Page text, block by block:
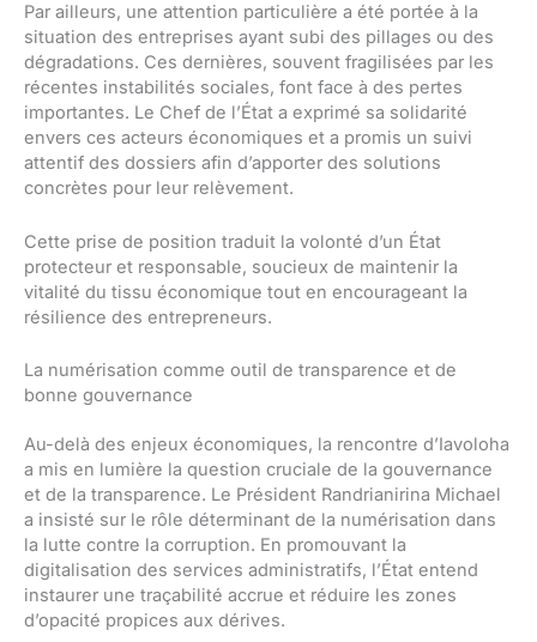
Par ailleurs, une attention particulière a été portée à la
situation des entreprises ayant subi des pillages ou des
dégradations. Ces dernières, souvent fragilisées par les
récentes instabilités sociales, font face à des pertes
importantes. Le Chef de l’État a exprimé sa solidarité
envers ces acteurs économiques et a promis un suivi
attentif des dossiers afin d’apporter des solutions
concrètes pour leur relèvement.
Cette prise de position traduit la volonté d’un État
protecteur et responsable, soucieux de maintenir la
vitalité du tissu économique tout en encourageant la
résilience des entrepreneurs.
La numérisation comme outil de transparence et de
bonne gouvernance
Au-delà des enjeux économiques, la rencontre d’Iavoloha
a mis en lumière la question cruciale de la gouvernance
et de la transparence. Le Président Randrianirina Michael
a insisté sur le rôle déterminant de la numérisation dans
la lutte contre la corruption. En promouvant la
digitalisation des services administratifs, l’État entend
instaurer une traçabilité accrue et réduire les zones
d’opacité propices aux dérives.